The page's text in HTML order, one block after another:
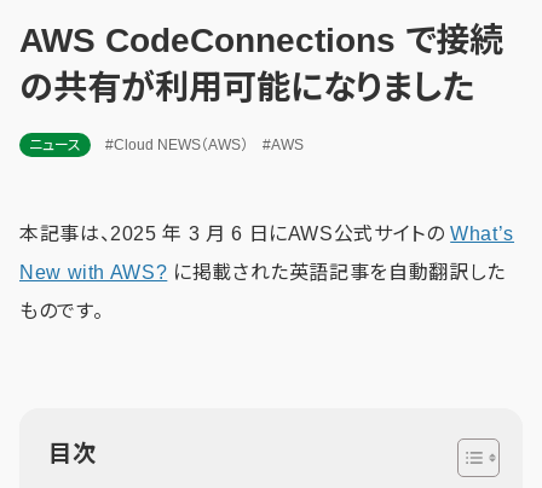
AWS CodeConnections で接続
の共有が利用可能になりました
ニュース #Cloud NEWS（AWS） #AWS
本記事は、2025 年 3 月 6 日にAWS公式サイトのWhat’s
New with AWS? に掲載された英語記事を自動翻訳した
ものです。
目次